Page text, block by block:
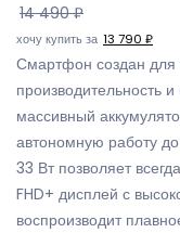
14 490 ₽
хочу купить за 13 790 ₽
Смартфон создан для
производительность
массивный
автономную работу
33 Вт позволяет
FHD+ дисплей с
воспроизводит